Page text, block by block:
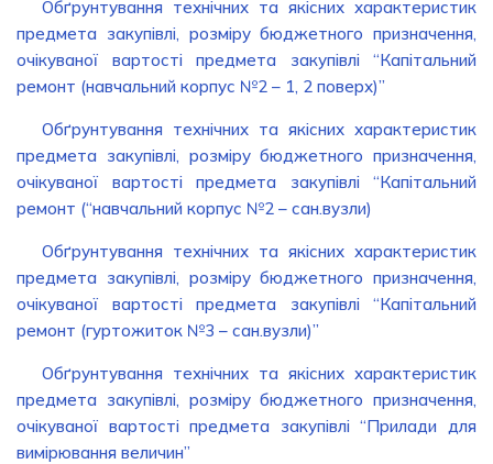
Обґрунтування технічних та якісних характеристик
предмета закупівлі, розміру бюджетного призначення,
очікуваної вартості предмета закупівлі “Капітальний
ремонт (навчальний корпус №2 – 1, 2 поверх)”
Обґрунтування технічних та якісних характеристик
предмета закупівлі, розміру бюджетного призначення,
очікуваної вартості предмета закупівлі “Капітальний
ремонт (“навчальний корпус №2 – сан.вузли)
Обґрунтування технічних та якісних характеристик
предмета закупівлі, розміру бюджетного призначення,
очікуваної вартості предмета закупівлі “Капітальний
ремонт (гуртожиток №3 – сан.вузли)”
Обґрунтування технічних та якісних характеристик
предмета закупівлі, розміру бюджетного призначення,
очікуваної вартості предмета закупівлі “Прилади для
вимірювання величин”